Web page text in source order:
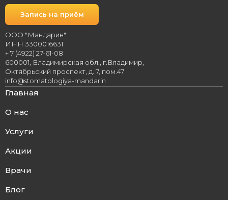
Главная
О нас
Услуги
Акции
Врачи
Блог
Запись на приём
ООО "Мандарин"
ИНН 3300016631
+ 7 (4922) 27-61-08
600001, Владимирская обл., г.Владимир,
Октябрьский проспект, д. 7, пом.47
info@stomatologiya-mandarin